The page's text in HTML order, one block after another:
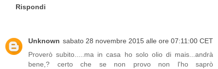
Rispondi
Unknown sabato 28 novembre 2015 alle ore 07:11:00 CET
Proverò subito.....ma in casa ho solo olio di mais...andrà
bene,? certo che se non provo non l'ho saprò